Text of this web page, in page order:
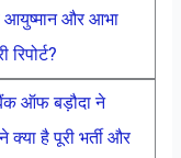
आयुष्मान और आभा
ऑफ बड़ौदा ने
क्या है पूरी भर्ती और